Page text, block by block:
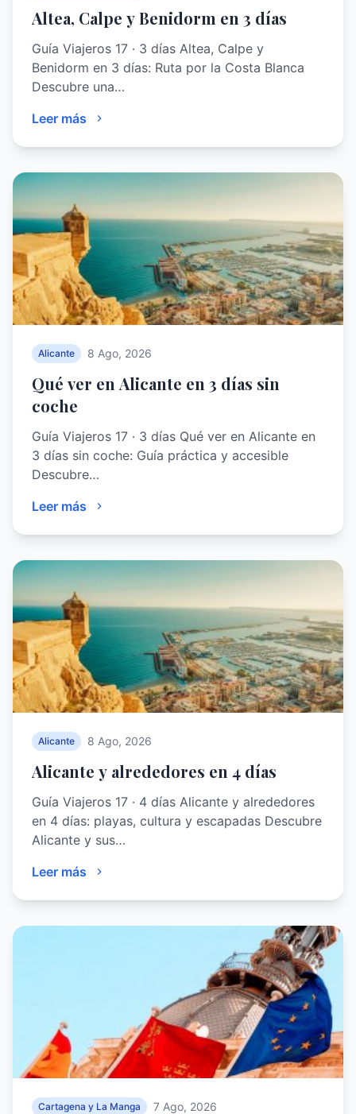
Altea, Calpe y Benidorm en 3 días
Guía Viajeros 17 · 3 días Altea, Calpe y
Benidorm en 3 días: Ruta por la Costa Blanca
Descubre una…
Leer más
Alicante 8 Ago, 2026
Qué ver en Alicante en 3 días sin
coche
Guía Viajeros 17 · 3 días Qué ver en Alicante en
3 días sin coche: Guía práctica y accesible
Descubre…
Leer más
Alicante 8 Ago, 2026
Alicante y alrededores en 4 días
Guía Viajeros 17 · 4 días Alicante y alrededores
en 4 días: playas, cultura y escapadas Descubre
Alicante y sus…
Leer más
Cartagena y La Manga 7 Ago, 2026